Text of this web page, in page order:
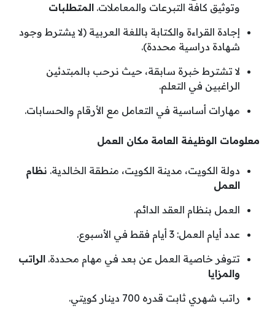
وتوثيق كافة التبرعات والمعاملات. المتطلبات
إجادة القراءة والكتابة باللغة العربية (لا يشترط وجود
شهادة دراسية محددة).
لا تشترط خبرة سابقة، حيث نرحب بالمبتدئين
الراغبين في التعلم.
مهارات أساسية في التعامل مع الأرقام والحسابات.
معلومات الوظيفة العامة مكان العمل
دولة الكويت، مدينة الكويت، منطقة الخالدية. نظام
العمل
العمل بنظام العقد الدائم.
عدد أيام العمل: 3 أيام فقط في الأسبوع.
تتوفر خاصية العمل عن بعد في مهام محددة. الراتب
والمزايا
راتب شهري ثابت قدره 700 دينار كويتي.